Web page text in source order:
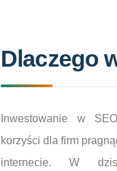
Dlaczego
Inwestowanie w
korzyści dla firm
internecie. W